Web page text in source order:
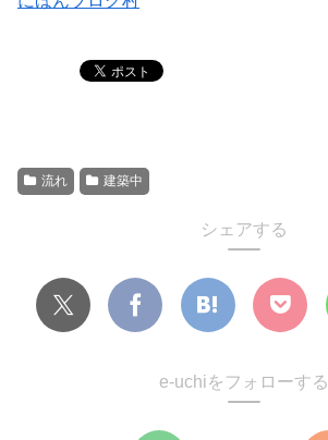
流れ 建築中
シェアする
e-uchiをフォローする